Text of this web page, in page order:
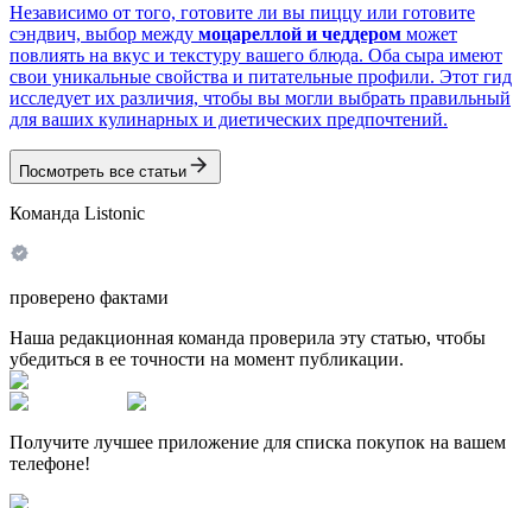
Независимо от того, готовите ли вы пиццу или готовите
сэндвич, выбор между моцареллой и чеддером может
повлиять на вкус и текстуру вашего блюда. Оба сыра имеют
свои уникальные свойства и питательные профили. Этот гид
исследует их различия, чтобы вы могли выбрать правильный
для ваших кулинарных и диетических предпочтений.
Посмотреть все статьи
Команда Listonic
проверено фактами
Наша редакционная команда проверила эту статью, чтобы
убедиться в ее точности на момент публикации.
Получите лучшее приложение для списка покупок на вашем
телефоне!